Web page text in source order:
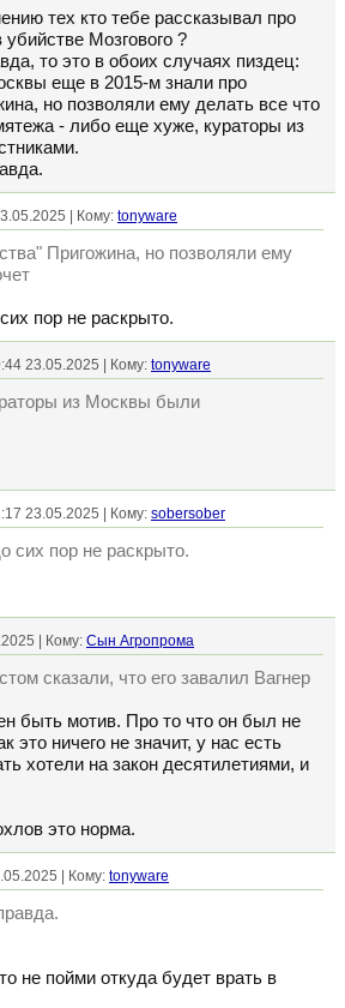
тех кто тебе рассказывал про
убийстве Мозгового ?
то это в обоих случаях пиздец:
еще в 2015-м знали про
но позволяли ему делать все что
- либо еще хуже, кураторы из
| Кому: tonyware
Пригожина, но позволяли ему
пор не раскрыто.
23.05.2025 | Кому: tonyware
из Москвы были
23.05.2025 | Кому: sobersober
сих пор не раскрыто.
| Кому: Сын Агропрома
сказали, что его завалил Вагнер
быть мотив. Про то что он был не
это ничего не значит, у нас есть
хотели на закон десятилетиями, и
это норма.
| Кому: tonyware
не пойми откуда будет врать в